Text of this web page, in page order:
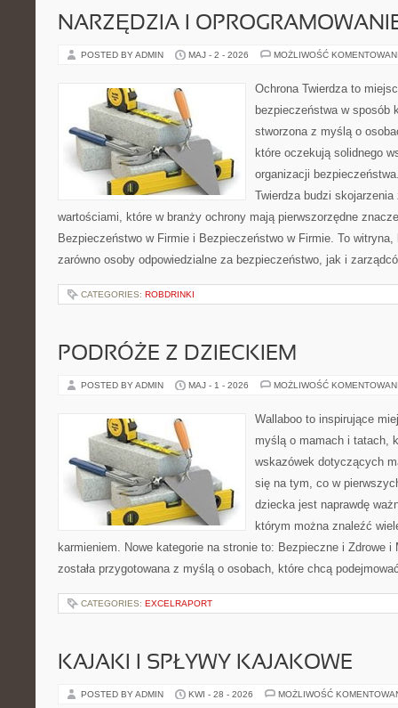
NARZĘDZIA I
POSTED BY ADMIN MAJ - 2 - 2026 MOŻLIWOŚĆ
Ochrona Twierdza to
bezpieczeństwa w sposób
stworzona z myślą o
które oczekują solidnego
organizacji
Twierdza budzi
wartościami, które w branży ochrony mają pierwszorzędne
Bezpieczeństwo w Firmie i Bezpieczeństwo w Firmie. To
zarówno osoby odpowiedzialne za bezpieczeństwo, jak i
CATEGORIES: ROBDRINKI
PODRÓŻE Z DZIECKIEM
POSTED BY ADMIN MAJ - 1 - 2026 MOŻLIWOŚĆ
Wallaboo to inspirujące
myślą o mamach i tatach,
wskazówek dotyczących
się na tym, co w
dziecka jest naprawdę
którym można znaleźć
karmieniem. Nowe kategorie na stronie to: Bezpieczne i Zdrowe i
została przygotowana z myślą o osobach, które chcą
CATEGORIES: EXCELRAPORT
KAJAKI I SPŁYWY KAJAKOWE
POSTED BY ADMIN KWI - 28 - 2026 MOŻLIWOŚĆ